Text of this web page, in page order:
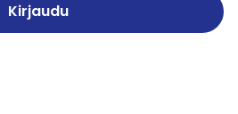
Kirjaudu